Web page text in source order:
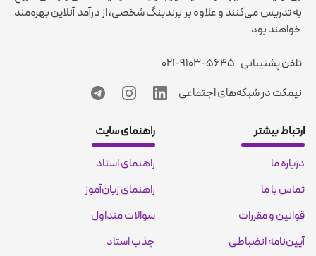
به تدریس می‌کنند و علاوه بر برندینگ شخصی، از درآمد آنلاین بهره‌مند
خواهند بود.
تلفن پشتیبانی ۰۲۱-۹۱۰۳-۵۶۴۵
نیمکت در شبکه‌های اجتماعی
ارتباط بیشتر
درباره ما
تماس با ما
قوانین و مقررات
آیین‌نامه انضباطی
راهنمای سایت
راهنمای استاد
راهنمای زبان‌آموز
سوالات متداول
جذب استاد